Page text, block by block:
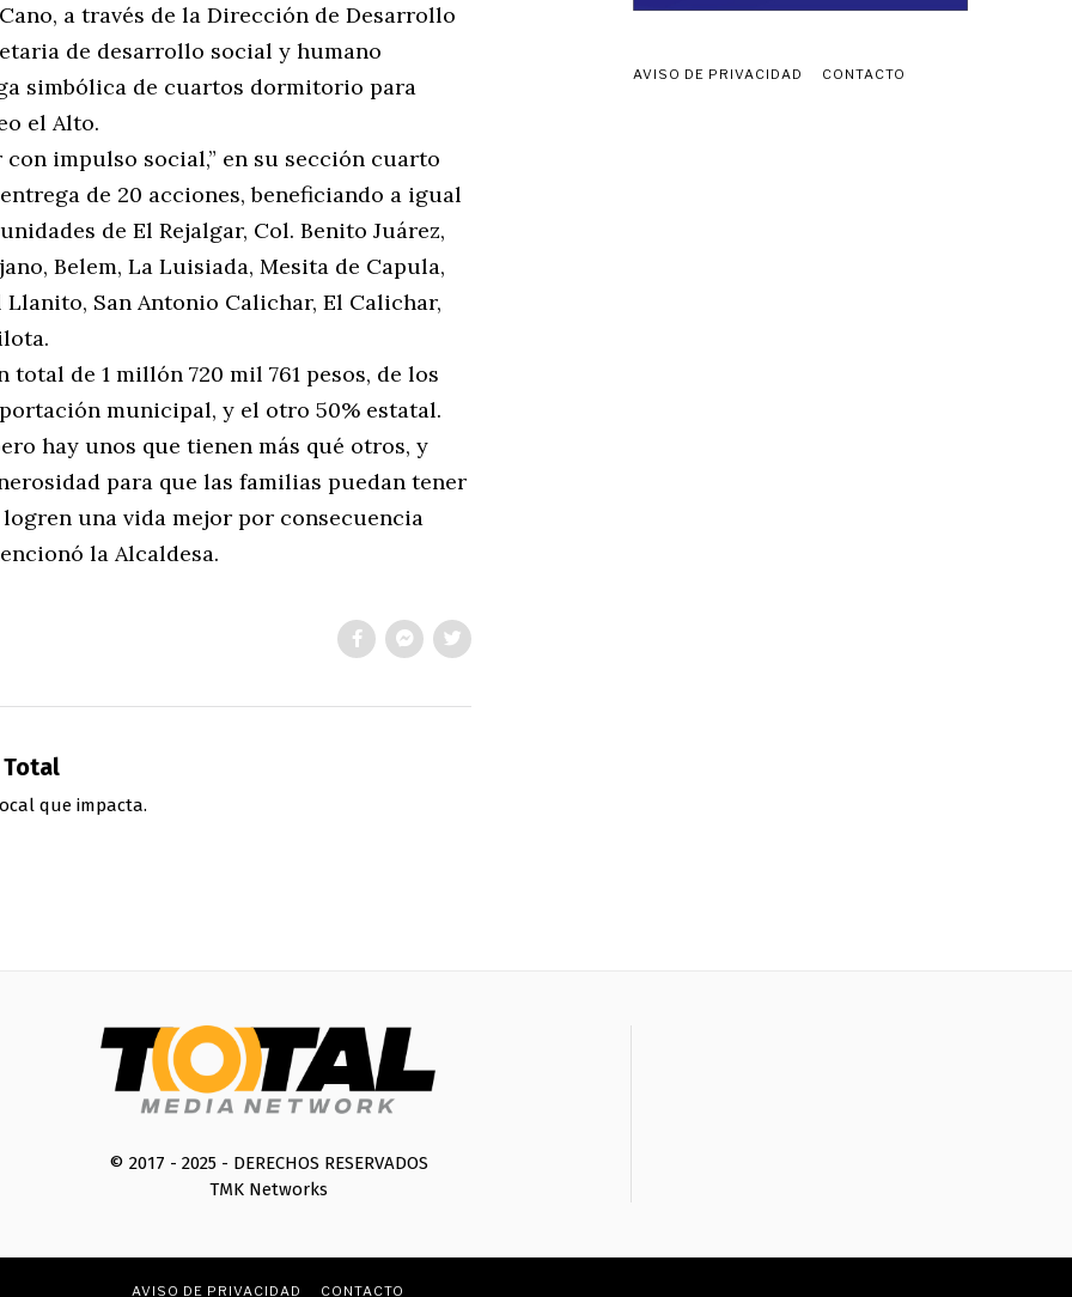
a través de la Dirección de Desarrollo
de desarrollo social y humano
simbólica de cuartos dormitorio para
el Alto.
impulso social,” en su sección cuarto
de 20 acciones, beneficiando a igual
de El Rejalgar, Col. Benito Juárez,
Belem, La Luisiada, Mesita de Capula,
Llanito, San Antonio Calichar, El Calichar,
de 1 millón 720 mil 761 pesos, de los
municipal, y el otro 50% estatal.
hay unos que tienen más qué otros, y
para que las familias puedan tener
una vida mejor por consecuencia
la Alcaldesa.
Total
que impacta.
AVISO DE PRIVACIDAD CONTACTO
© 2017 - 2025 - DERECHOS RESERVADOS
TMK Networks
AVISO DE PRIVACIDAD CONTACTO